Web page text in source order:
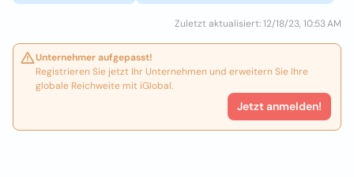
Zuletzt aktualisiert: 12/18/23, 10:53 AM
Unternehmer aufgepasst!
Registrieren Sie jetzt Ihr Unternehmen und erweitern Sie Ihre
globale Reichweite mit iGlobal.
Jetzt anmelden!